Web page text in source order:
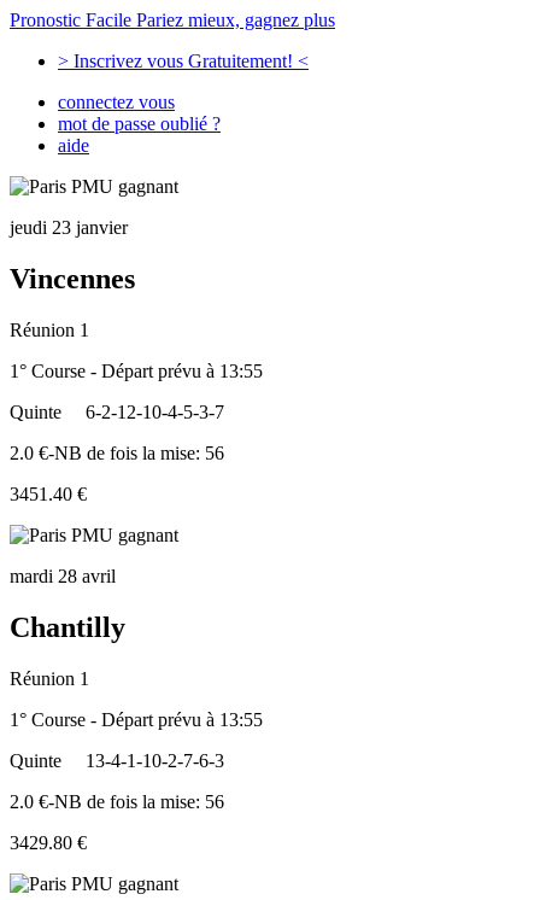
Pronostic Facile Pariez mieux, gagnez plus
> Inscrivez vous Gratuitement! <
connectez vous
mot de passe oublié ?
aide
jeudi 23 janvier
Vincennes
Réunion 1
1° Course - Départ prévu à 13:55
Quinte
6-2-12-10-4-5-3-7
2.0 €-NB de fois la mise: 56
3451.40 €
mardi 28 avril
Chantilly
Réunion 1
1° Course - Départ prévu à 13:55
Quinte
13-4-1-10-2-7-6-3
2.0 €-NB de fois la mise: 56
3429.80 €